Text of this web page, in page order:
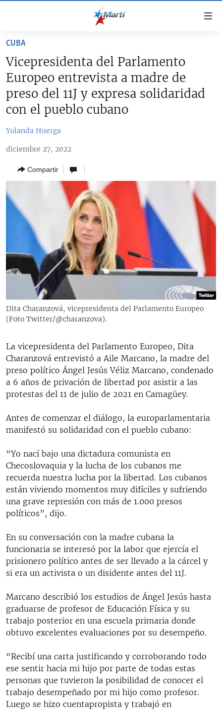
accesibilidad
contenido
principal
principal
búsqueda
DERECHOS HUMANOS
SOBRE CUBA
ESTADOS UNIDOS
ESTADOS UNIDOS
AMÉRICA LATINA
OPINIÓN GRÁFICA
AUDIOVISUALES MARTÍ
RADIO MARTÍ
ESPECIALES
ESPECIALES
LA REALIDAD DE LA VIVIENDA EN CUBA
KENTU-CUBANO
DESINFORMACIÓN RUSA EN AMÉRICA LATINA
LA INVASIÓN DE RUSIA A UCRANIA
MULTIMEDIA
EDITORIALES
SÍGUENOS
CUBA
Vicepresidenta del Parlamento
Europeo entrevista a madre de
preso del 11J y expresa solidaridad
con el pueblo cubano
Yolanda Huerga
diciembre 27, 2022
Compartir
Dita Charanzová, vicepresidenta del Parlamento Europeo
(Foto Twitter/@charanzova).
La vicepresidenta del Parlamento Europeo, Dita
Charanzová entrevistó a Aile Marcano, la madre del
preso político Ángel Jesús Véliz Marcano, condenado
a 6 años de privación de libertad por asistir a las
protestas del 11 de julio de 2021 en Camagüey.
Antes de comenzar el diálogo, la europarlamentaria
manifestó su solidaridad con el pueblo cubano:
“Yo nací bajo una dictadura comunista en
Checoslovaquia y la lucha de los cubanos me
recuerda nuestra lucha por la libertad. Los cubanos
están viviendo momentos muy difíciles y sufriendo
una grave represión con más de 1.000 presos
políticos”, dijo.
En su conversación con la madre cubana la
funcionaria se interesó por la labor que ejercía el
prisionero político antes de ser llevado a la cárcel y
si era un activista o un disidente antes del 11J.
Marcano describió los estudios de Ángel Jesús hasta
graduarse de profesor de Educación Física y su
trabajo posterior en una escuela primaria donde
obtuvo excelentes evaluaciones por su desempeño.
“Recibí una carta justificando y corroborando todo
ese sentir hacia mi hijo por parte de todas estas
personas que tuvieron la posibilidad de conocer el
trabajo desempeñado por mi hijo como profesor.
Luego se hizo cuentapropista y trabajó en